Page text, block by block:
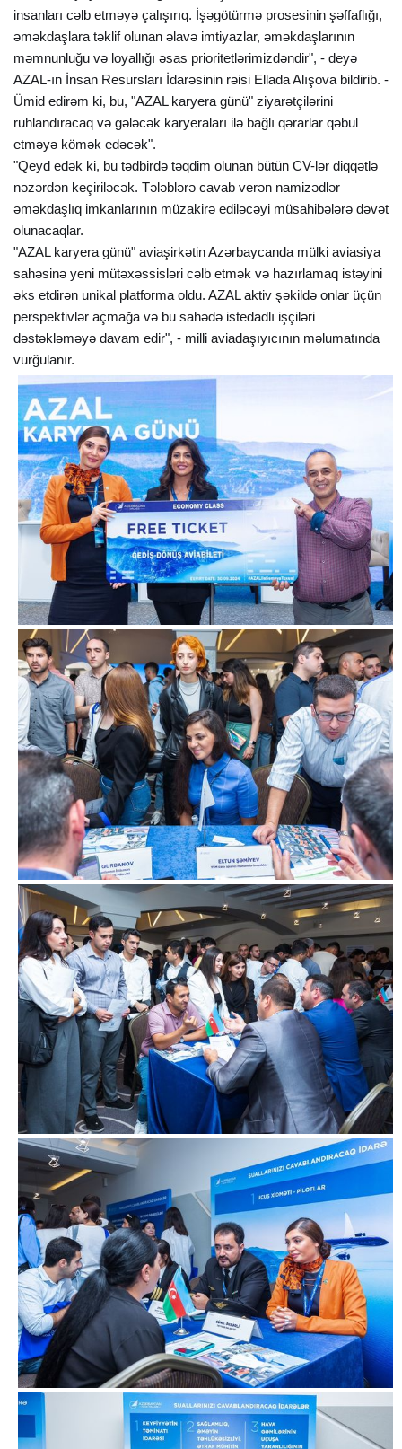
insanları cəlb etməyə çalışırıq. İşəgötürmə prosesinin şəffaflığı,
əməkdaşlara təklif olunan əlavə imtiyazlar, əməkdaşlarının
məmnunluğu və loyallığı əsas prioritetlərimizdəndir", - deyə
AZAL-ın İnsan Resursları İdarəsinin rəisi Ellada Alışova bildirib. -
Ümid edirəm ki, bu, "AZAL karyera günü" ziyarətçilərini
ruhlandıracaq və gələcək karyeraları ilə bağlı qərarlar qəbul
etməyə kömək edəcək".
"Qeyd edək ki, bu tədbirdə təqdim olunan bütün CV-lər diqqətlə
nəzərdən keçiriləcək. Tələblərə cavab verən namizədlər
əməkdaşlıq imkanlarının müzakirə ediləcəyi müsahibələrə dəvət
olunacaqlar.
"AZAL karyera günü" aviaşirkətin Azərbaycanda mülki aviasiya
sahəsinə yeni mütəxəssisləri cəlb etmək və hazırlamaq istəyini
əks etdirən unikal platforma oldu. AZAL aktiv şəkildə onlar üçün
perspektivlər açmağa və bu sahədə istedadlı işçiləri
dəstəkləməyə davam edir", - milli aviadaşıyıcının məlumatında
vurğulanır.